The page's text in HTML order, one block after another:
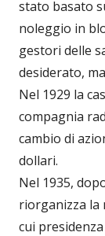
stato basato
noleggio in
gestori delle
desiderato,
Nel 1929 la
compagnia
cambio di
dollari.
Nel 1935,
riorganizza la
cui